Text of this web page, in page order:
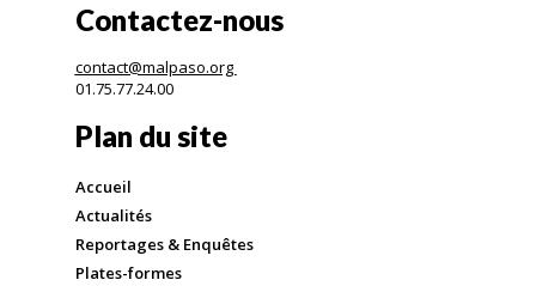
Contactez-nous
contact@malpaso.org
01.75.77.24.00
Plan du site
Accueil
Actualités
Reportages & Enquêtes
Plates-formes